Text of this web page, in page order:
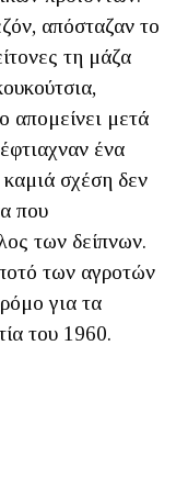
απόσταζαν το
τη μάζα
απομείνει μετά
ένα
σχέση δεν
που
των δείπνων.
των αγροτών
για τα
του 1960.